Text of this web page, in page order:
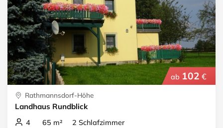
ab 102 €
Rathmannsdorf-Höhe
Landhaus Rundblick
4 65 m² 2 Schlafzimmer